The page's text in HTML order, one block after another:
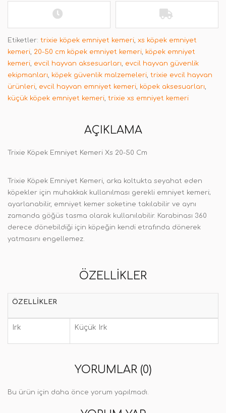
Etiketler: trixie köpek emniyet kemeri, xs köpek emniyet
kemeri, 20-50 cm köpek emniyet kemeri, köpek emniyet
kemeri, evcil hayvan aksesuarları, evcil hayvan güvenlik
ekipmanları, köpek güvenlik malzemeleri, trixie evcil hayvan
ürünleri, evcil hayvan emniyet kemeri, köpek aksesuarları,
küçük köpek emniyet kemeri, trixie xs emniyet kemeri
AÇIKLAMA
Trixie Köpek Emniyet Kemeri Xs 20-50 Cm
Trixie Köpek Emniyet Kemeri, arka koltukta seyahat eden
köpekler için muhakkak kullanılması gerekli emniyet kemeri;
ayarlanabilir, emniyet kemer soketine takılabilir ve aynı
zamanda göğüs tasma olarak kullanılabilir. Karabinası 360
derece dönebildiği için köpeğin kendi etrafında dönerek
yatmasını engellemez.
ÖZELLIKLER
ÖZELLIKLER
Irk Küçük Irk
YORUMLAR (0)
Bu ürün için daha önce yorum yapılmadı.